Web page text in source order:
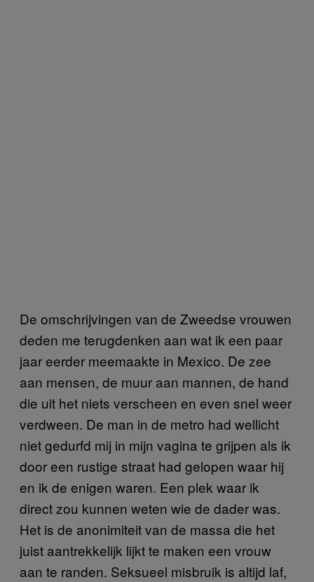
De omschrijvingen van de Zweedse vrouwen
deden me terugdenken aan wat ik een paar
jaar eerder meemaakte in Mexico. De zee
aan mensen, de muur aan mannen, de hand
die uit het niets verscheen en even snel weer
verdween. De man in de metro had wellicht
niet gedurfd mij in mijn vagina te grijpen als ik
door een rustige straat had gelopen waar hij
en ik de enigen waren. Een plek waar ik
direct zou kunnen weten wie de dader was.
Het is de anonimiteit van de massa die het
juist aantrekkelijk lijkt te maken een vrouw
aan te randen. Seksueel misbruik is altijd laf,